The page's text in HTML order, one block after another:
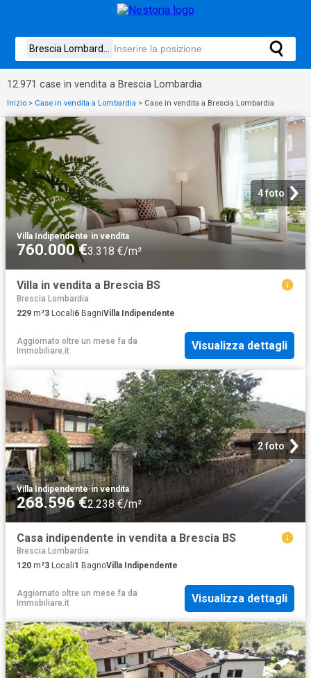
12.971 case in vendita a Brescia Lombardia
Inizio > Case in vendita a Lombardia > Case in vendita a Brescia Lombardia
4 foto
Villa Indipendente·in vendita
760.000 €3.318 €/m²
Villa in vendita a Brescia BS
Brescia Lombardia
229 m²3 Locali6 BagniVilla Indipendente
Aggiornato oltre un mese fa da
Immobiliare.it
Visualizza dettagli
2 foto
Villa Indipendente·in vendita
268.596 €2.238 €/m²
Casa indipendente in vendita a Brescia BS
Brescia Lombardia
120 m²3 Locali1 BagnoVilla Indipendente
Aggiornato oltre un mese fa da
Immobiliare.it
Visualizza dettagli